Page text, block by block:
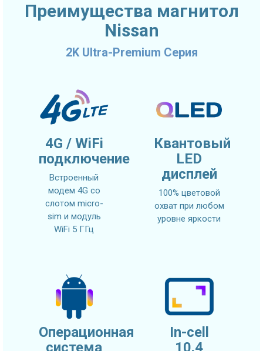
Преимущества магнитол
Nissan
2K Ultra-Premium Серия
4G / WiFi
подключение
Встроенный
модем 4G со
слотом micro-
sim и модуль
WiFi 5 ГГц
Квантовый
LED
дисплей
100% цветовой
охват при любом
уровне яркости
Операционная
система
In-cell
10.4